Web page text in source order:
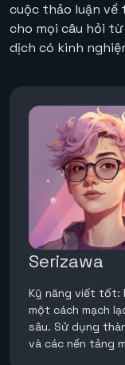
cuộc thảo luận về
cho mọi câu hỏi
dịch có kinh
Serizawa
Kỹ năng viết tốt:
một cách mạch
sâu. Sử dụng
và các nền tảng